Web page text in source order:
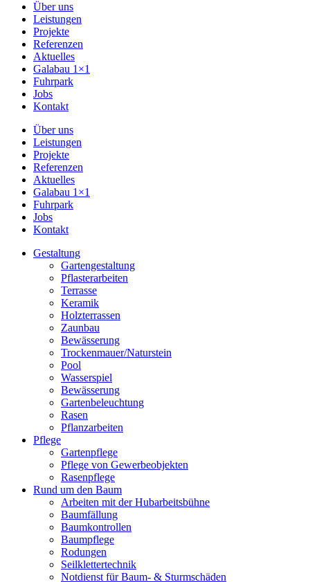
Über uns
Leistungen
Projekte
Referenzen
Aktuelles
Galabau 1×1
Fuhrpark
Jobs
Kontakt
Über uns
Leistungen
Projekte
Referenzen
Aktuelles
Galabau 1×1
Fuhrpark
Jobs
Kontakt
Gestaltung
Gartengestaltung
Pflasterarbeiten
Terrasse
Keramik
Holzterrassen
Zaunbau
Bewässerung
Trockenmauer/Naturstein
Pool
Wasserspiel
Bewässerung
Gartenbeleuchtung
Rasen
Pflanzarbeiten
Pflege
Gartenpflege
Pflege von Gewerbeobjekten
Rasenpflege
Rund um den Baum
Arbeiten mit der Hubarbeitsbühne
Baumfällung
Baumkontrollen
Baumpflege
Rodungen
Seilklettertechnik
Notdienst für Baum- & Sturmschäden